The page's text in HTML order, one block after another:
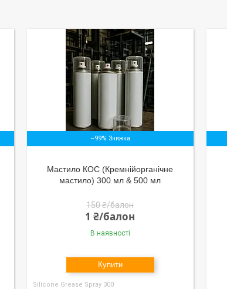
–99%
Мастило КОС (Кремнійорганічне
мастило) 300 мл & 500 мл
150 ₴/балон
1 ₴/балон
В наявності
Купити
Silicone Grease Spray 300